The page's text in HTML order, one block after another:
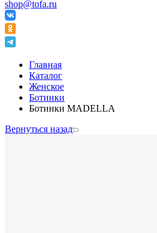
shop@tofa.ru
Главная
Каталог
Женское
Ботинки
Ботинки MADELLA
Вернуться назад